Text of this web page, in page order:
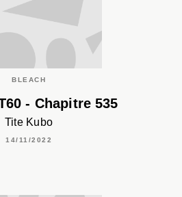
BLEACH
- Chapitre 535
Tite Kubo
14/11/2022